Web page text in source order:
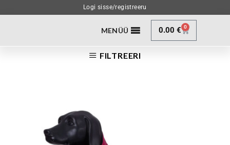
Logi sisse/registreeru
MENÜÜ 0.00€ 0
FILTREERI